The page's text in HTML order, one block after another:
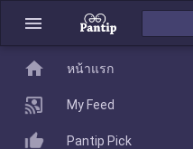
menu
home
home หน้าแรก
My Feed
Pantip Pick